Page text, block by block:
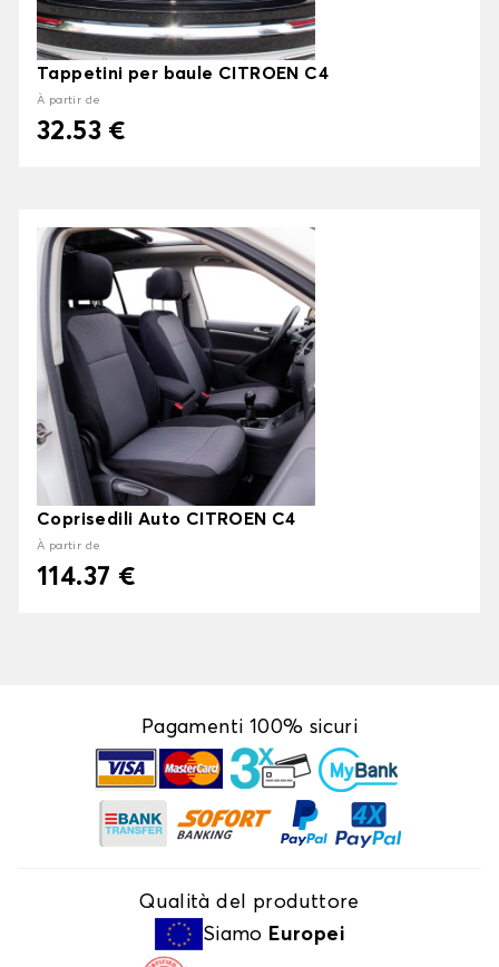
Tappetini per baule CITROEN C4
À partir de
32.53 €
Coprisedili Auto CITROEN C4
À partir de
114.37 €
Pagamenti 100% sicuri
Qualità del produttore
Siamo Europei